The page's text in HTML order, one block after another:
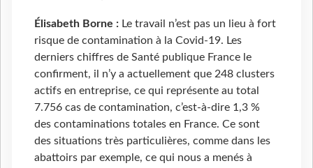
Élisabeth Borne : Le travail n’est pas un lieu à fort
risque de contamination à la Covid-19. Les
derniers chiffres de Santé publique France le
confirment, il n’y a actuellement que 248 clusters
actifs en entreprise, ce qui représente au total
7.756 cas de contamination, c’est-à-dire 1,3 %
des contaminations totales en France. Ce sont
des situations très particulières, comme dans les
abattoirs par exemple, ce qui nous a menés à